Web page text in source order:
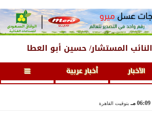
النائب المستشار/ حسين أبو العطا
الأخبار أخبار عربية
06:09 مـ بتوقيت القاهرة